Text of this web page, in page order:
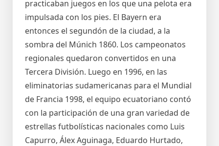
practicaban juegos en los que una pelota era
impulsada con los pies. El Bayern era
entonces el segundón de la ciudad, a la
sombra del Múnich 1860. Los campeonatos
regionales quedaron convertidos en una
Tercera División. Luego en 1996, en las
eliminatorias sudamericanas para el Mundial
de Francia 1998, el equipo ecuatoriano contó
con la participación de una gran variedad de
estrellas futbolísticas nacionales como Luis
Capurro, Álex Aguinaga, Eduardo Hurtado,